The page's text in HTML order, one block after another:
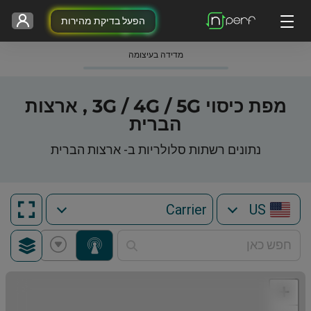
הפעל בדיקת מהירות
מדידה בעיצומה
מפת כיסוי 3G / 4G / 5G , ארצות
הברית
נתונים רשתות סלולריות ב- ארצות הברית
US